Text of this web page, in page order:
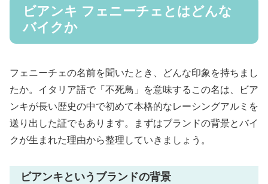
ビアンキ フェニーチェとはどんな
バイクか
フェニーチェの名前を聞いたとき、どんな印象を持ちまし
たか。イタリア語で「不死鳥」を意味するこの名は、ビア
ンキが長い歴史の中で初めて本格的なレーシングアルミを
送り出した証でもあります。まずはブランドの背景とバイ
クが生まれた理由から整理していきましょう。
ビアンキというブランドの背景